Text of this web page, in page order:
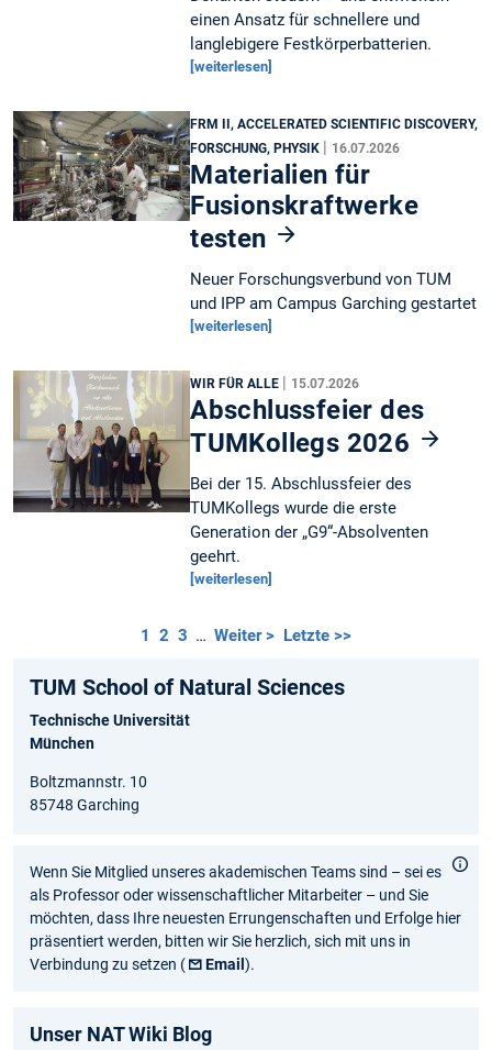
einen Ansatz für schnellere und
langlebigere Festkörperbatterien.
[weiterlesen]
FRM II, ACCELERATED SCIENTIFIC DISCOVERY,
FORSCHUNG, PHYSIK | 16.07.2026
Materialien für
Fusionskraftwerke
testen
Neuer Forschungsverbund von TUM
und IPP am Campus Garching gestartet
[weiterlesen]
WIR FÜR ALLE | 15.07.2026
Abschlussfeier des
TUMKollegs 2026
Bei der 15. Abschlussfeier des
TUMKollegs wurde die erste
Generation der „G9“-Absolventen
geehrt.
[weiterlesen]
1 2 3 … Weiter > Letzte >>
TUM School of Natural Sciences
Technische Universität
München
Boltzmannstr. 10
85748 Garching
Wenn Sie Mitglied unseres akademischen Teams sind – sei es
als Professor oder wissenschaftlicher Mitarbeiter – und Sie
möchten, dass Ihre neuesten Errungenschaften und Erfolge hier
präsentiert werden, bitten wir Sie herzlich, sich mit uns in
Verbindung zu setzen (
Email).
Unser NAT Wiki Blog